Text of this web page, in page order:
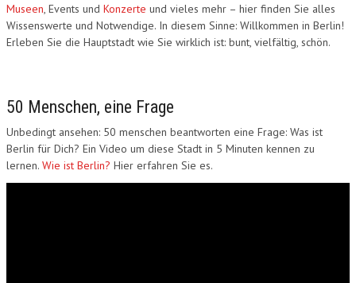
Museen , Events und Konzerte und vieles mehr – hier finden Sie alles
Wissenswerte und Notwendige. In diesem Sinne: Willkommen in Berlin!
Erleben Sie die Hauptstadt wie Sie wirklich ist: bunt, vielfältig, schön.
50 Menschen, eine Frage
Unbedingt ansehen: 50 menschen beantworten eine Frage: Was ist
Berlin für Dich? Ein Video um diese Stadt in 5 Minuten kennen zu
lernen. Wie ist Berlin? Hier erfahren Sie es.